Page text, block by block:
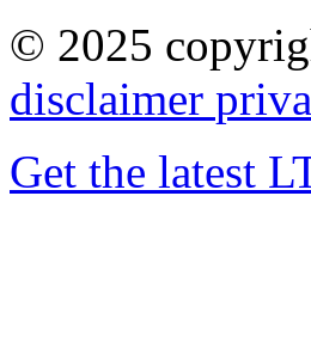
© 2025
disclaimer
Get the latest